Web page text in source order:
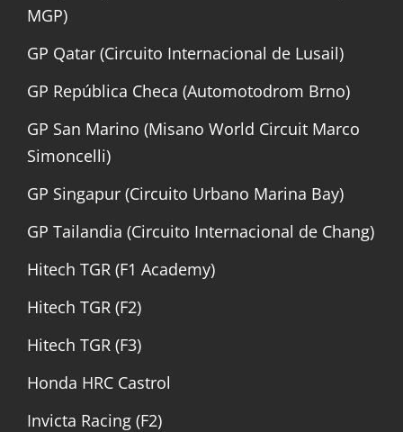
MGP)
GP Qatar (Circuito Internacional de Lusail)
GP República Checa (Automotodrom Brno)
GP San Marino (Misano World Circuit Marco
Simoncelli)
GP Singapur (Circuito Urbano Marina Bay)
GP Tailandia (Circuito Internacional de Chang)
Hitech TGR (F1 Academy)
Hitech TGR (F2)
Hitech TGR (F3)
Honda HRC Castrol
Invicta Racing (F2)